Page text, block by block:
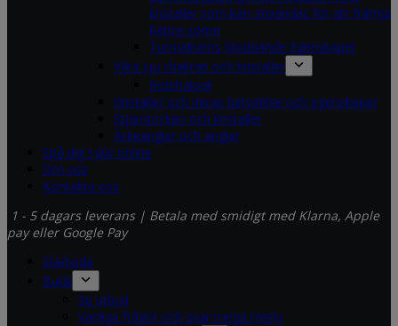
kristaller som kan användas för att främja
bättre sömn
Turmalinens Skyddande Egenskaper
Våra sju chakran och kristaller
Rotchakrat
Kristaller och deras betydelse och egenskaper
Stjärntecken och kristaller
Ärkeänglar och änglar
Spå dig själv online
Om oss
Kontakta oss
1 - 5 dagars leverans | Betala med smidigt med Klarna, Apple
pay eller Google Pay
Startsida
Butik
Se utbud
Vanliga frågor och svar mega meny